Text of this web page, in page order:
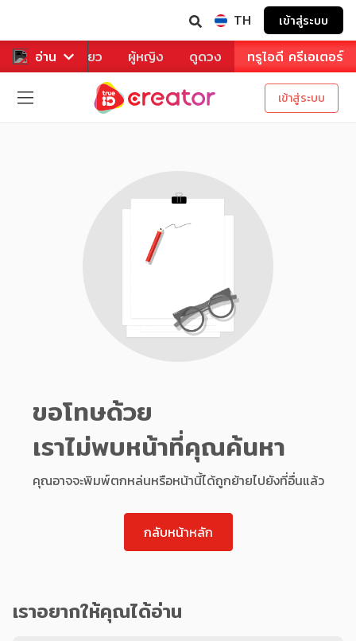
TH เข้าสู่ระบบ
อ่าน
หาร ท่องเที่ยว ผู้หญิง ดูดวง ทรูไอดี ครีเอเตอร์
เข้าสู่ระบบ
ขอโทษด้วย
เราไม่พบหน้าที่คุณค้นหา
คุณอาจจะพิมพ์ตกหล่นหรือหน้านี้ได้ถูกย้ายไปยังที่อื่นแล้ว
กลับหน้าหลัก
เราอยากให้คุณได้อ่าน